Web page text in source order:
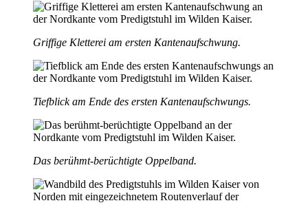
Griffige Kletterei am ersten Kantenaufschwung.
Tiefblick am Ende des ersten Kantenaufschwungs.
Das berühmt-berüchtigte Oppelband.